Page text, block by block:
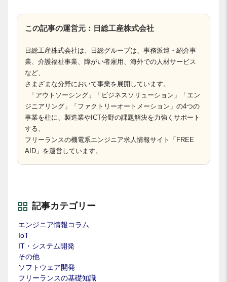
この記事の運営元：日総工産株式会社
日総工産株式会社は、日総グループは、事務派遣・紹介事
業、介護福祉事業、障がい者雇用、海外での人材サービス
など、
さまざまな分野において事業を展開しています。
「アウトソーシング」「ビジネスソリューション」「エン
ジニアリング」「ファクトリーオートメーション」の4つの
事業を柱に、製造業やICT分野の課題解決を力強くサポート
する、
フリーランスの機電系エンジニア求人情報サイト「FREE
AID」を運営しています。
記事カテゴリー
エンジニア情報コラム
IoT
IT・システム開発
その他
ソフトウェア開発
フリーランスの基礎知識